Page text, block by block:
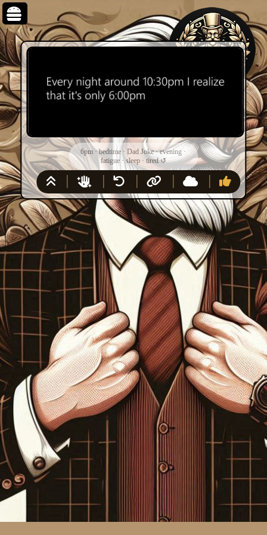
6pm ·bedtime ·Dad Joke·evening ·
fatigue· sleep· tired ↺